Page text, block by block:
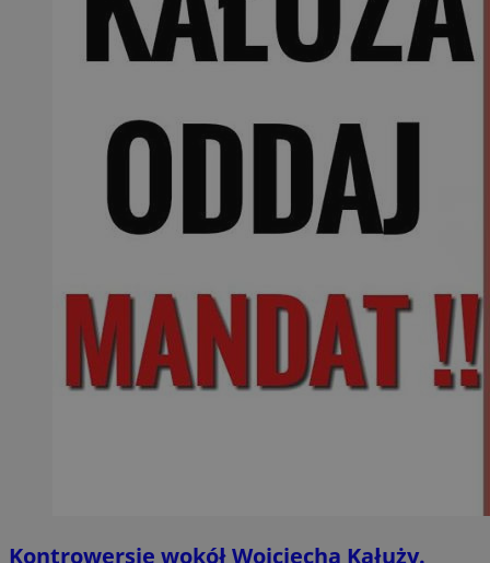
Kontrowersje wokół Wojciecha Kałuży.